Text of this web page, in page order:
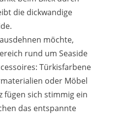
die dickwandige
möchte,
rund um Seaside
Türkisfarbene
oder Möbel
fügen sich stimmig ein
das entspannte